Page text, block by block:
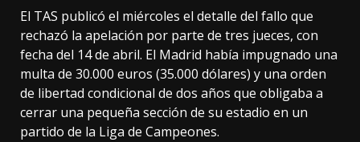
El TAS publicó el miércoles el detalle del fallo que
rechazó la apelación por parte de tres jueces, con
fecha del 14 de abril. El Madrid había impugnado una
multa de 30.000 euros (35.000 dólares) y una orden
de libertad condicional de dos años que obligaba a
cerrar una pequeña sección de su estadio en un
partido de la Liga de Campeones.